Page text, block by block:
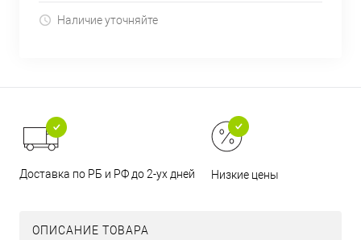
Наличие уточняйте
Доставка по РБ и РФ до 2-ух дней Низкие цены
ОПИСАНИЕ ТОВАРА